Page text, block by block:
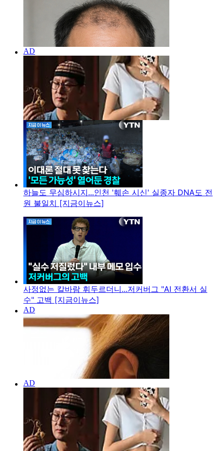
하늘도 무심하시지...인천 '훼손 시신' 실종자 DNA도 전
원 불일치 [지금이뉴스]
사정없는 칼바람 휘두르더니...저커버그 "AI 전환서 실
수" 고백 [지금이뉴스]